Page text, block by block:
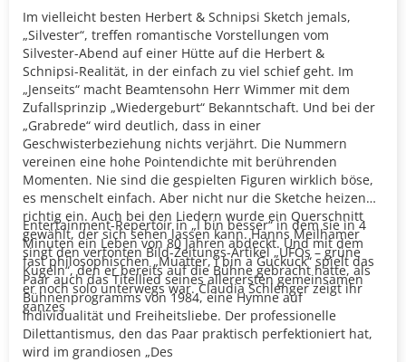
Im vielleicht besten Herbert & Schnipsi Sketch jemals,
„Silvester“, treffen romantische Vorstellungen vom
Silvester-Abend auf einer Hütte auf die Herbert &
Schnipsi-Realität, in der einfach zu viel schief geht. Im
„Jenseits“ macht Beamtensohn Herr Wimmer mit dem
Zufallsprinzip „Wiedergeburt“ Bekanntschaft. Und bei der
„Grabrede“ wird deutlich, dass in einer
Geschwisterbeziehung nichts verjährt. Die Nummern
vereinen eine hohe Pointendichte mit berührenden
Momenten. Nie sind die gespielten Figuren wirklich böse,
es menschelt einfach. Aber nicht nur die Sketche heizen
richtig ein. Auch bei den Liedern wurde ein Querschnitt
gewählt, der sich sehen lassen kann. Hanns Meilhamer
singt den vertonten Bild-Zeitungs-Artikel „UFOs – grüne
Kugeln“, den er bereits auf die Bühne gebracht hatte, als
er noch solo unterwegs war. Claudia Schlenger zeigt ihr
ganzes
Entertainment-Repertoir in „I bin besser“ in dem sie in 4
Minuten ein Leben von 80 Jahren abdeckt. Und mit dem
fast philosophischen „Muatter, i bin a Guckuck“ spielt das
Paar auch das Titellied seines allerersten gemeinsamen
Bühnenprogramms von 1984, eine Hymne auf
Individualität und Freiheitsliebe. Der professionelle
Dilettantismus, den das Paar praktisch perfektioniert hat,
wird im grandiosen „Des